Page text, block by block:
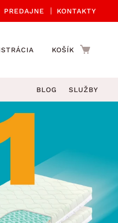
PREDAJNE KONTAKTY
KOŠÍK
BYTOVÉ DOPLNKY
príslušenstvo
doplnky
BLOG SLUŽBY